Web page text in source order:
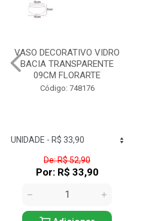
VASO DECORATIVO VIDRO
BACIA COBRE 8CM
FLORARTE
Código: 748199
De: R$ 150,12
Por: R$ 96,90